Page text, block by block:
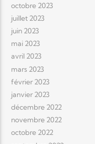
octobre 2023
juillet 2023
juin 2023
mai 2023
avril 2023
mars 2023
février 2023
janvier 2023
décembre 2022
novembre 2022
octobre 2022